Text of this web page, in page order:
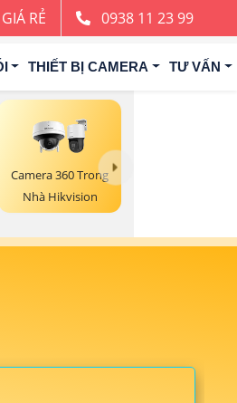
RẺ 0938 11 23 99
THIẾT BỊ CAMERA TƯ VẤN
Camera 360 Trong
Nhà Hikvision